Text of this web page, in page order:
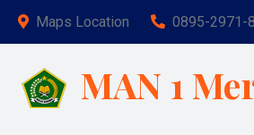
Maps Location 0895-2971-
MAN 1